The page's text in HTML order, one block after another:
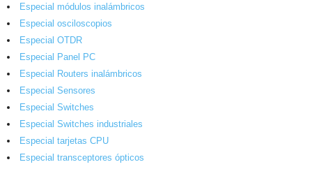
Especial módulos inalámbricos
Especial osciloscopios
Especial OTDR
Especial Panel PC
Especial Routers inalámbricos
Especial Sensores
Especial Switches
Especial Switches industriales
Especial tarjetas CPU
Especial transceptores ópticos